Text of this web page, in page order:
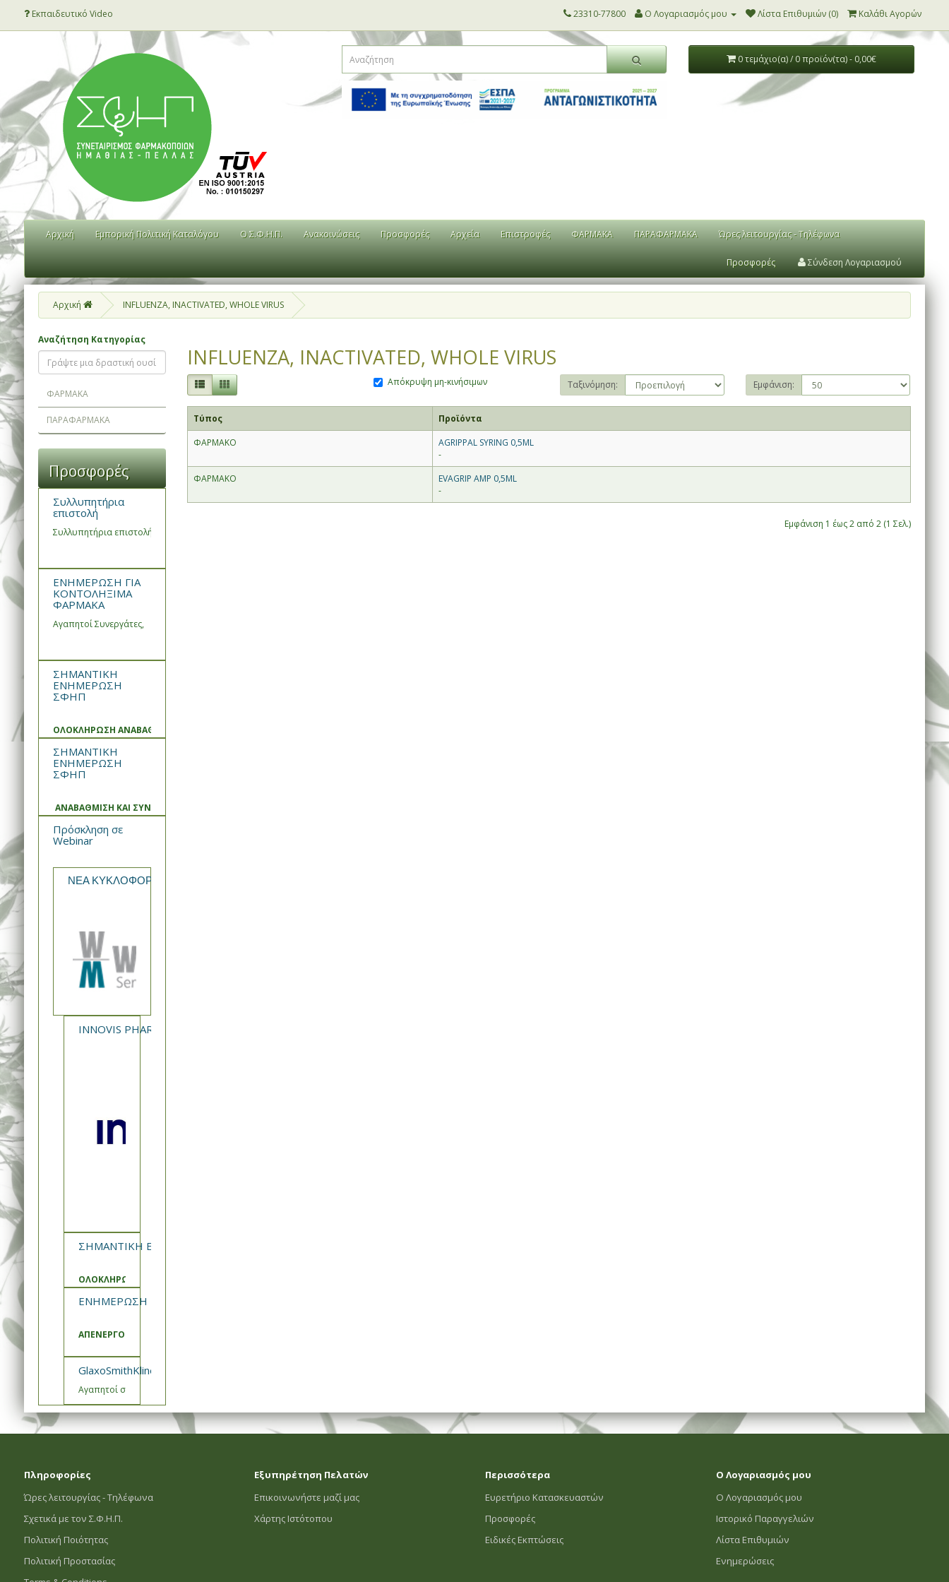
Εκπαιδευτικό Video 23310-77800 Ο Λογαριασμός μου Λίστα Επιθυμιών (0) Καλάθι Αγορών
0 τεμάχιο(α) / 0 προϊόν(τα) - 0,00€
Αρχική Εμπορική Πολιτική Καταλόγου Ο Σ.Φ.Η.Π. Ανακοινώσεις Προσφορές Αρχεία Επιστροφές ΦΑΡΜΑΚΑ ΠΑΡΑΦΑΡΜΑΚΑ Ώρες λειτουργίας - Τηλέφωνα
Προσφορές Σύνδεση Λογαριασμού
Αρχική INFLUENZA, INACTIVATED, WHOLE VIRUS
Αναζήτηση Κατηγορίας
ΦΑΡΜΑΚΑ
ΠΑΡΑΦΑΡΜΑΚΑ
Προσφορές
Συλλυπητήρια
επιστολή
Συλλυπητήρια επιστολή του Συνεταιρισμού Φαρμακοποιών Ημαθίας και Πέλλας
ΕΝΗΜΕΡΩΣΗ ΓΙΑ
ΚΟΝΤΟΛΗΞΙΜΑ
ΦΑΡΜΑΚΑ
Αγαπητοί Συνεργάτες,
ΣΗΜΑΝΤΙΚΗ
ΕΝΗΜΕΡΩΣΗ
ΣΦΗΠ
ΟΛΟΚΛΗΡΩΣΗ ΑΝΑΒΑΘΜΙΣΗΣ ΚΑΙ ΣΥΝΤΗΡΗΣΗΣ ΣΥΣΤΗΜΑΤΟΣ
ΣΗΜΑΝΤΙΚΗ
ΕΝΗΜΕΡΩΣΗ
ΣΦΗΠ
ΑΝΑΒΑΘΜΙΣΗ ΚΑΙ ΣΥΝΤΗΡΗΣΗ ΣΥΣΤΗΜΑΤΟΣ
Πρόσκληση σε
Webinar
ΝΕΑ ΚΥΚΛΟΦΟΡΙΑ από την WIN MEDICA Rekomb®
INNOVIS PHARMA - NEA ΚΥΚΛΟΦΟΡΙΑ XAVERTIA
ΣΗΜΑΝΤΙΚΗ ΕΝΗΜΕΡΩΣΗ ΣΦΗΠ
ΟΛΟΚΛΗΡΩΣΗ ΑΝΑΒΑΘΜΙΣΗΣ ΚΑΙ ΣΥΝΤΗΡΗΣΗΣ ΣΥΣΤΗΜΑΤΟΣ
ΕΝΗΜΕΡΩΣΗ ΣΦΗΠ
ΑΠΕΝΕΡΓΟΠΟΙΗΣΗ ΚΑΛΑΘΙΑ ΠΡΟΣΦΟΡΩΝ
GlaxoSmithKline- Εμβόλιο Engerix Ενημέρωση
Αγαπητοί συνεργάτες,
INFLUENZA, INACTIVATED, WHOLE VIRUS
Απόκρυψη μη-κινήσιμων Ταξινόμηση: Εμφάνιση:
Τύπος
Προϊόντα
ΦΑΡΜΑΚΟ
AGRIPPAL SYRING 0,5ML
-
ΦΑΡΜΑΚΟ
EVAGRIP AMP 0,5ML
-
Εμφάνιση 1 έως 2 από 2 (1 Σελ.)
Πληροφορίες
Ώρες λειτουργίας - Τηλέφωνα
Σχετικά με τον Σ.Φ.Η.Π.
Πολιτική Ποιότητας
Πολιτική Προστασίας
Εξυπηρέτηση Πελατών
Επικοινωνήστε μαζί μας
Χάρτης Ιστότοπου
Περισσότερα
Ευρετήριο Κατασκευαστών
Προσφορές
Ειδικές Εκπτώσεις
Ο Λογαριασμός μου
Ο Λογαριασμός μου
Ιστορικό Παραγγελιών
Λίστα Επιθυμιών
Ενημερώσεις